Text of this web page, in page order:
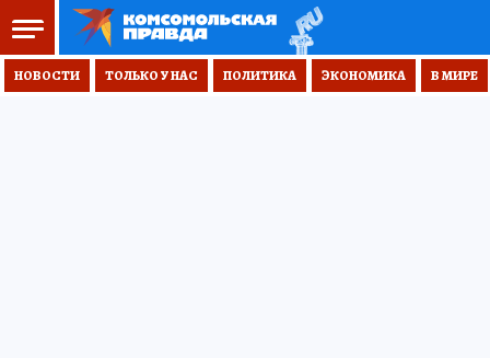
НОВОСТИ ТОЛЬКО У НАС ПОЛИТИКА ЭКОНОМИКА В МИРЕ